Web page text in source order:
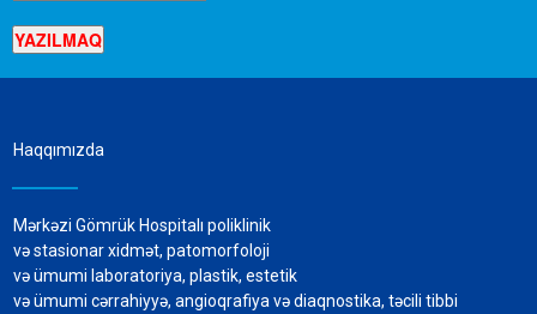
Haqqımızda
Mərkəzi Gömrük Hospitalı poliklinik
və stasionar xidmət, patomorfoloji
və ümumi laboratoriya, plastik, estetik
və ümumi cərrahiyyə, angioqrafiya və diaqnostika, təcili tibbi